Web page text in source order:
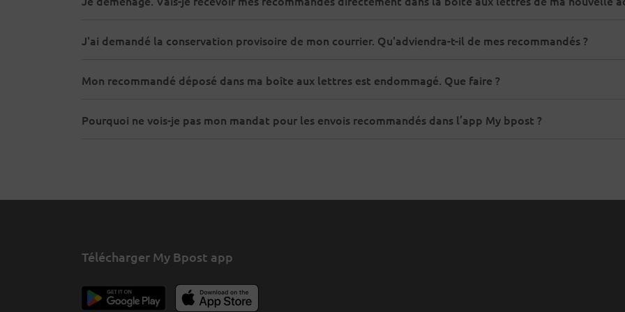
J'ai demandé la conservation provisoire de mon courrier. Qu'adviendra-t-il de mes recommandés ?
Mon recommandé déposé dans ma boîte aux lettres est endommagé. Que faire ?
Pourquoi ne vois-je pas mon mandat pour les envois recommandés dans l’app My bpost ?
Télécharger My Bpost app